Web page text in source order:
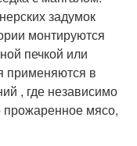
задумок
монтируются
печкой или
применяются в
, где независимо
прожаренное мясо,